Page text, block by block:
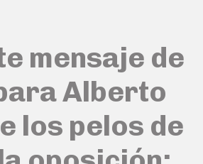
mensaje de
Alberto
los pelos de